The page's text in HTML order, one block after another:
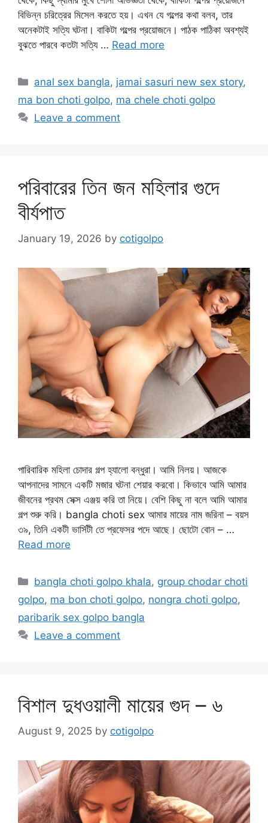
বিভিন্ন চরিত্রের মিসেল করতে হয়। এখন যে গল্পের কথা বলব, তার
অনেকটাই সত্যি ঘটনা। বাকিটা গল্পের প্রয়োজনে। পাঠক পাঠিকা অবশ্যই
বুঝতে পারবে কতটা সত্যি … Read more
Categories
anal sex bangla, jamai sasuri new sex story,
ma bon choti golpo, ma chele choti golpo
Leave a comment
পরিবারের তিন জন মহিলার গুদে
বীর্যপাত
January 19, 2026 by cotigolpo
পারিবারিক মহিলা চোদার গল্প হ্যালো বন্ধুরা। আমি নিলয়। আজকে
আপনাদের সামনে একটি মজার ঘটনা শেয়ার করবো। কিভাবে আমি আমার
জীবনের প্রথম সেক্স এঞ্জয় করি তা নিয়ে। বেশি কিছু না বলে আমি আমার
গল্প শুরু করি। bangla choti sex আমার মায়ের নাম জরিনা – বয়স
৩৯, তিনি একটী ভার্সিটী তে প্রফেসর পদে আছে। ছোটো বোন – …
Read more
Categories
bangla choti golpo khala, group chodar choti
golpo, ma bon choti golpo, nongra choti golpo,
paribarik sex golpo bangla
Leave a comment
বিশাল দুধওয়ালী মায়ের গুদ – ৬
August 9, 2025 by cotigolpo